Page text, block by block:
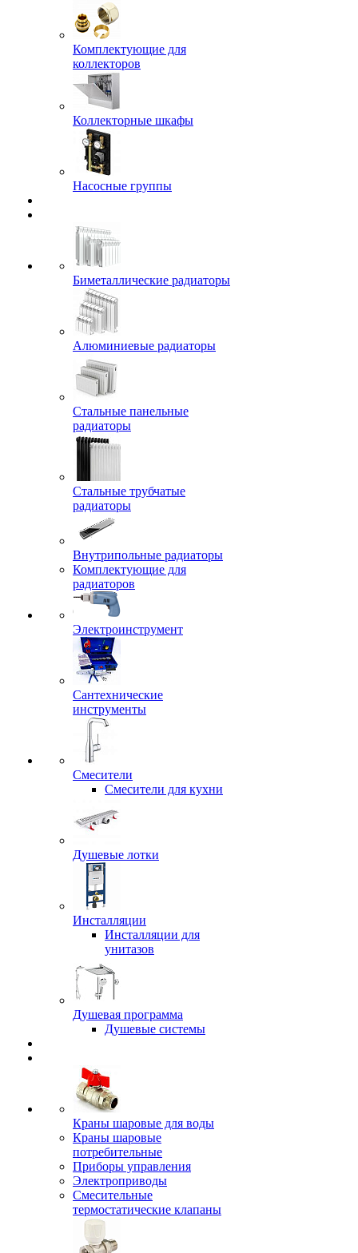
Комплектующие для
коллекторов
Коллекторные шкафы
Насосные группы
Биметаллические радиаторы
Алюминиевые радиаторы
Стальные панельные
радиаторы
Стальные трубчатые
радиаторы
Внутрипольные радиаторы
Комплектующие для
радиаторов
Электроинструмент
Сантехнические
инструменты
Смесители
Смесители для кухни
Душевые лотки
Инсталляции
Инсталляции для
унитазов
Душевая программа
Душевые системы
Краны шаровые для воды
Краны шаровые
потребительные
Приборы управления
Электроприводы
Смесительные
термостатические клапаны